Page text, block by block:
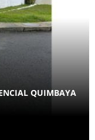
QUIMBAYA